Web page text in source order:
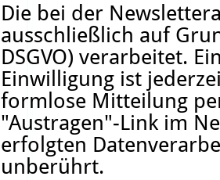
Die bei der
ausschließlich auf
DSGVO) verarbeitet.
Einwilligung ist
formlose Mitteilung
"Austragen"-Link im
erfolgten
unberührt.